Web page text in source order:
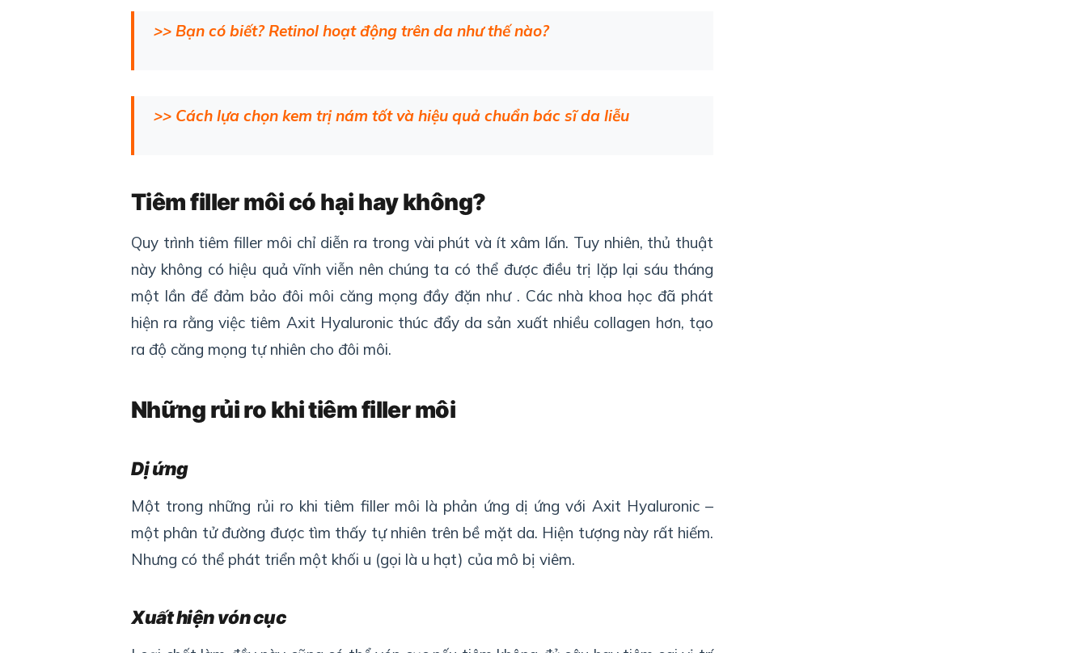
>> Bạn có biết? Retinol hoạt động trên da như thế nào?
>> Cách lựa chọn kem trị nám tốt và hiệu quả chuẩn bác sĩ da liễu
Tiêm filler môi có hại hay không?
Quy trình tiêm filler môi chỉ diễn ra trong vài phút và ít xâm lấn. Tuy nhiên, thủ thuật
này không có hiệu quả vĩnh viễn nên chúng ta có thể được điều trị lặp lại sáu tháng
một lần để đảm bảo đôi môi căng mọng đầy đặn như . Các nhà khoa học đã phát
hiện ra rằng việc tiêm Axit Hyaluronic thúc đẩy da sản xuất nhiều collagen hơn, tạo
ra độ căng mọng tự nhiên cho đôi môi.
Những rủi ro khi tiêm filler môi
Dị ứng
Một trong những rủi ro khi tiêm filler môi là phản ứng dị ứng với Axit Hyaluronic –
một phân tử đường được tìm thấy tự nhiên trên bề mặt da. Hiện tượng này rất hiếm.
Nhưng có thể phát triển một khối u (gọi là u hạt) của mô bị viêm.
Xuất hiện vón cục